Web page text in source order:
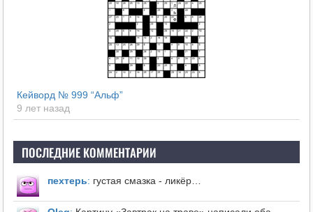
Кейворд № 999 “Альф”
9 лет назад
ПОСЛЕДНИЕ КОММЕНТАРИИ
пехтерь: густая смазка - ликёр…